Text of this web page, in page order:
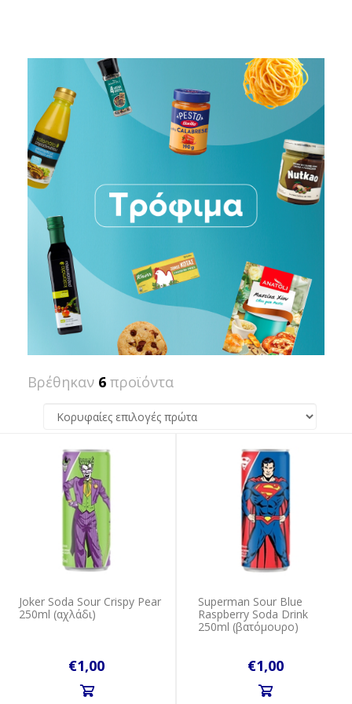
Βρέθηκαν 6 προϊόντα
Joker Soda Sour Crispy Pear
250ml (αχλάδι)
€1,00
Superman Sour Blue
Raspberry Soda Drink
250ml (βατόμουρο)
€1,00